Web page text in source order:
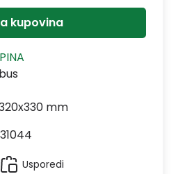
kupovina
mm
Usporedi